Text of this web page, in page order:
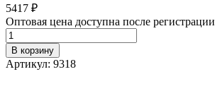
5417 ₽
Оптовая цена доступна после регистрации
В корзину
Артикул: 9318